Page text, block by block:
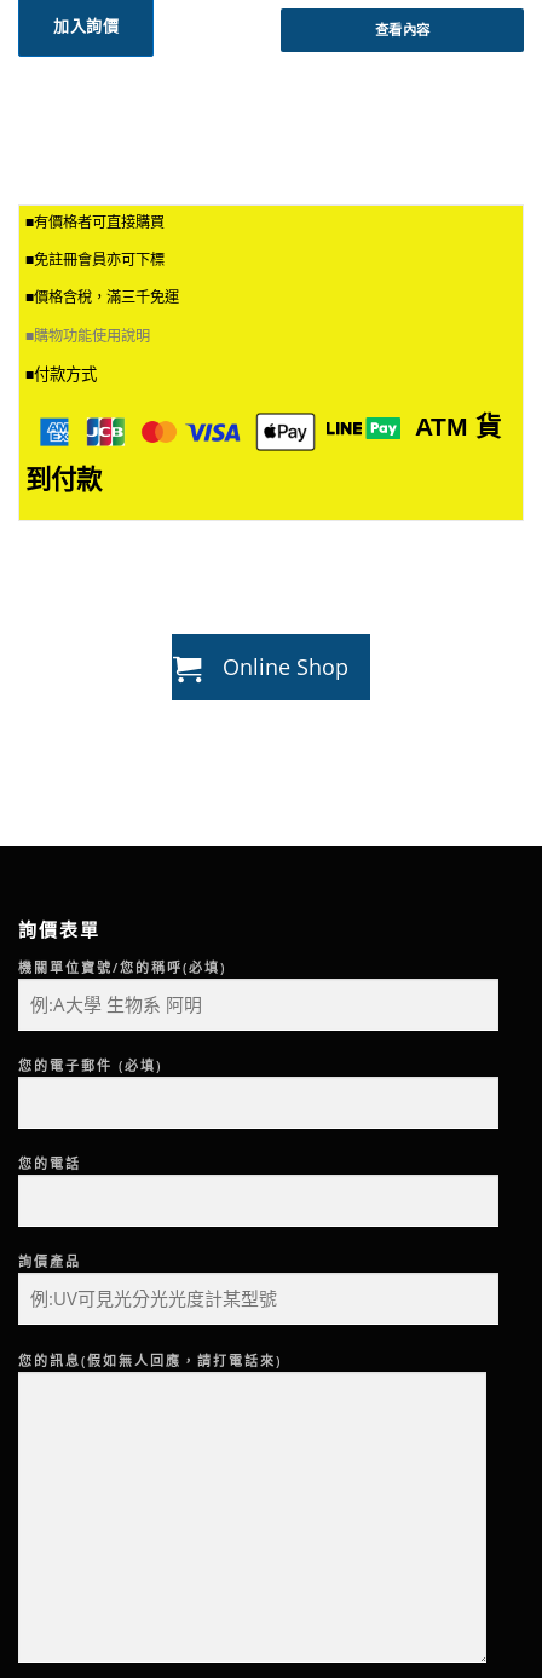
加入詢價 查看內容
■有價格者可直接購買
■免註冊會員亦可下標
■價格含稅，滿三千免運
■購物功能使用說明
■付款方式
ATM 貨
到付款
Online Shop
詢價表單
機關單位寶號/您的稱呼(必填)
您的電子郵件 (必填)
您的電話
詢價產品
您的訊息(假如無人回應，請打電話來)